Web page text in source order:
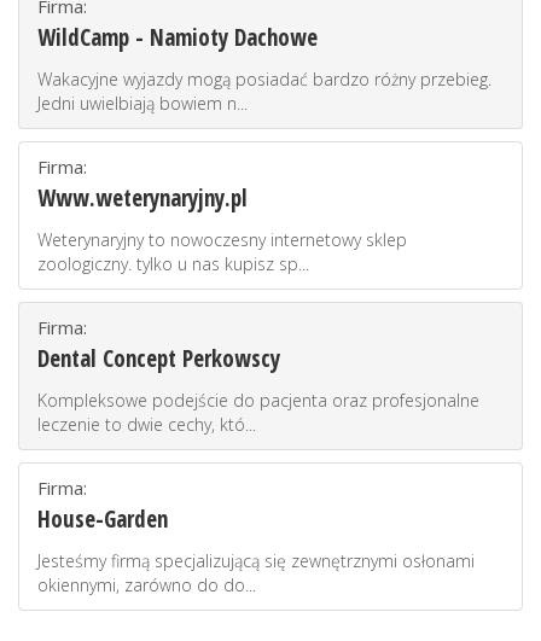
Firma:
WildCamp - Namioty Dachowe
Wakacyjne wyjazdy mogą posiadać bardzo różny przebieg.
Jedni uwielbiają bowiem n...
Firma:
Www.weterynaryjny.pl
Weterynaryjny to nowoczesny internetowy sklep
zoologiczny. tylko u nas kupisz sp...
Firma:
Dental Concept Perkowscy
Kompleksowe podejście do pacjenta oraz profesjonalne
leczenie to dwie cechy, któ...
Firma:
House-Garden
Jesteśmy firmą specjalizującą się zewnętrznymi osłonami
okiennymi, zarówno do do...